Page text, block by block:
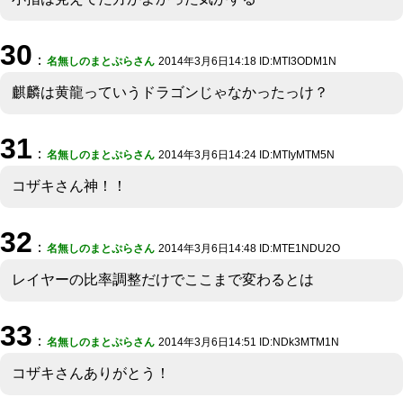
30 ： 名無しのまとぷらさん 2014年3月6日14:18 ID:MTI3ODM1N
麒麟は黄龍っていうドラゴンじゃなかったっけ？
31 ： 名無しのまとぷらさん 2014年3月6日14:24 ID:MTIyMTM5N
コザキさん神！！
32 ： 名無しのまとぷらさん 2014年3月6日14:48 ID:MTE1NDU2O
レイヤーの比率調整だけでここまで変わるとは
33 ： 名無しのまとぷらさん 2014年3月6日14:51 ID:NDk3MTM1N
コザキさんありがとう！